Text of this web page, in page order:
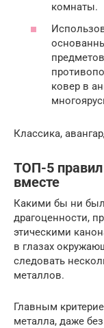
комнаты.
ковер в
Классика,
ТОП-5 правил
вместе
Какими бы ни
драгоценности,
этическими
в глазах
следовать
металлов.
Главным
металла, даже